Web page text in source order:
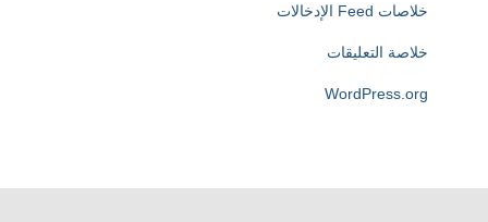
خلاصات Feed الإدخالات
خلاصة التعليقات
WordPress.org